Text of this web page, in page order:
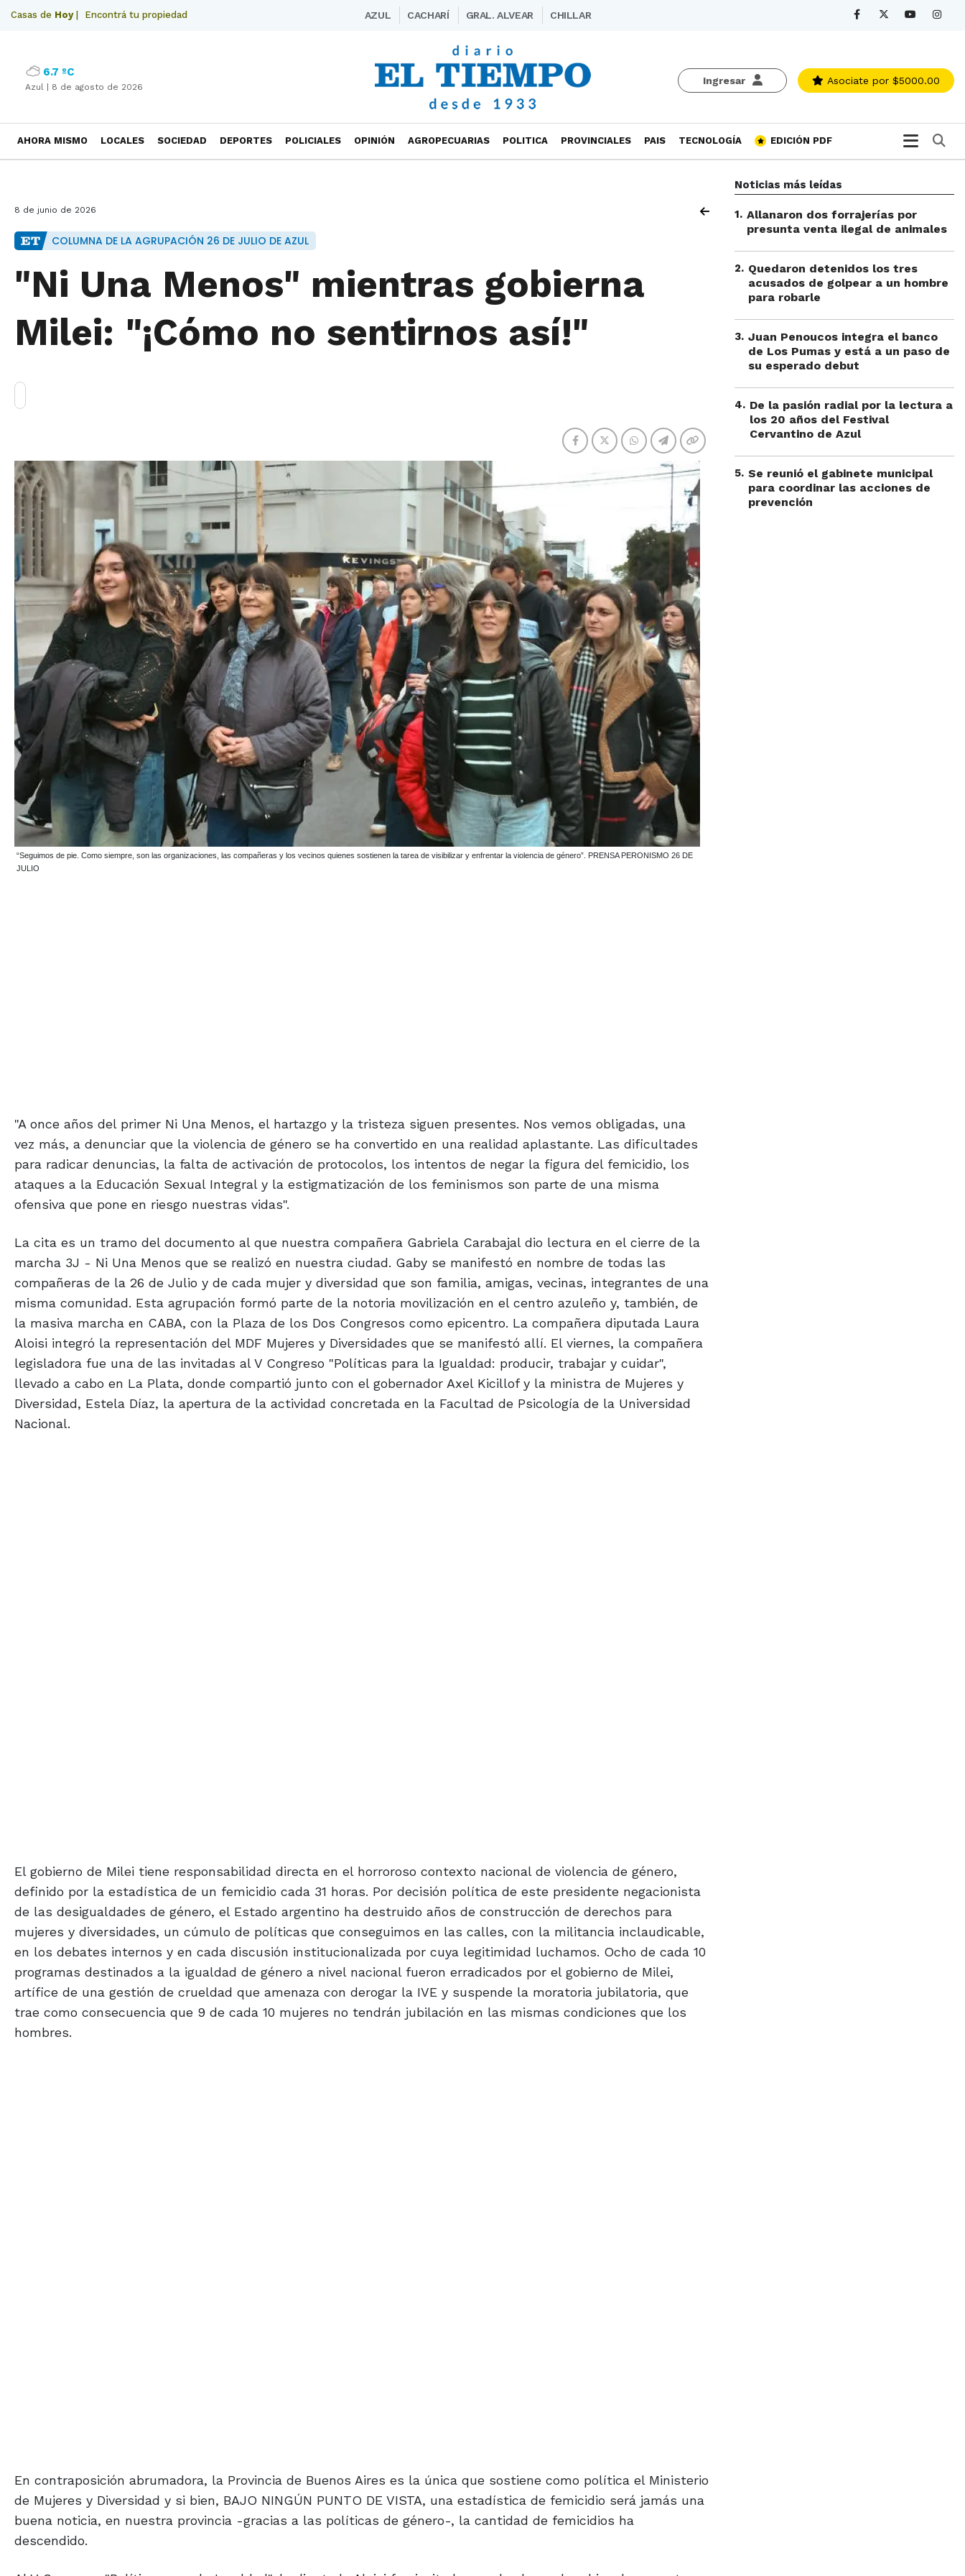
Casas de Hoy| Encontrá tu propiedad AZUL CACHARÍ GRAL. ALVEAR CHILLAR
Ingresar Asociate por $5000.00
6.7 ºC
Azul | 8 de agosto de 2026
AHORA MISMO LOCALES SOCIEDAD DEPORTES POLICIALES OPINIÓN AGROPECUARIAS POLITICA PROVINCIALES PAIS TECNOLOGÍA EDICIÓN PDF
8 de junio de 2026
COLUMNA DE LA AGRUPACIÓN 26 DE JULIO DE AZUL
"Ni Una Menos" mientras gobierna
Milei: "¡Cómo no sentirnos así!"
“Seguimos de pie. Como siempre, son las organizaciones, las compañeras y los vecinos quienes sostienen la tarea de visibilizar y enfrentar la violencia de género”. PRENSA PERONISMO 26 DE
JULIO
"A once años del primer Ni Una Menos, el hartazgo y la tristeza siguen presentes. Nos vemos obligadas, una
vez más, a denunciar que la violencia de género se ha convertido en una realidad aplastante. Las dificultades
para radicar denuncias, la falta de activación de protocolos, los intentos de negar la figura del femicidio, los
ataques a la Educación Sexual Integral y la estigmatización de los feminismos son parte de una misma
ofensiva que pone en riesgo nuestras vidas".
La cita es un tramo del documento al que nuestra compañera Gabriela Carabajal dio lectura en el cierre de la
marcha 3J - Ni Una Menos que se realizó en nuestra ciudad. Gaby se manifestó en nombre de todas las
compañeras de la 26 de Julio y de cada mujer y diversidad que son familia, amigas, vecinas, integrantes de una
misma comunidad. Esta agrupación formó parte de la notoria movilización en el centro azuleño y, también, de
la masiva marcha en CABA, con la Plaza de los Dos Congresos como epicentro. La compañera diputada Laura
Aloisi integró la representación del MDF Mujeres y Diversidades que se manifestó allí. El viernes, la compañera
legisladora fue una de las invitadas al V Congreso "Políticas para la Igualdad: producir, trabajar y cuidar",
llevado a cabo en La Plata, donde compartió junto con el gobernador Axel Kicillof y la ministra de Mujeres y
Diversidad, Estela Díaz, la apertura de la actividad concretada en la Facultad de Psicología de la Universidad
Nacional.
El gobierno de Milei tiene responsabilidad directa en el horroroso contexto nacional de violencia de género,
definido por la estadística de un femicidio cada 31 horas. Por decisión política de este presidente negacionista
de las desigualdades de género, el Estado argentino ha destruido años de construcción de derechos para
mujeres y diversidades, un cúmulo de políticas que conseguimos en las calles, con la militancia inclaudicable,
en los debates internos y en cada discusión institucionalizada por cuya legitimidad luchamos. Ocho de cada 10
programas destinados a la igualdad de género a nivel nacional fueron erradicados por el gobierno de Milei,
artífice de una gestión de crueldad que amenaza con derogar la IVE y suspende la moratoria jubilatoria, que
trae como consecuencia que 9 de cada 10 mujeres no tendrán jubilación en las mismas condiciones que los
hombres.
En contraposición abrumadora, la Provincia de Buenos Aires es la única que sostiene como política el Ministerio
de Mujeres y Diversidad y si bien, BAJO NINGÚN PUNTO DE VISTA, una estadística de femicidio será jamás una
buena noticia, en nuestra provincia -gracias a las políticas de género-, la cantidad de femicidios ha
descendido.
Noticias más leídas
1. Allanaron dos forrajerías por
presunta venta ilegal de animales
2. Quedaron detenidos los tres
acusados de golpear a un hombre
para robarle
3. Juan Penoucos integra el banco
de Los Pumas y está a un paso de
su esperado debut
4. De la pasión radial por la lectura a
los 20 años del Festival
Cervantino de Azul
5. Se reunió el gabinete municipal
para coordinar las acciones de
prevención